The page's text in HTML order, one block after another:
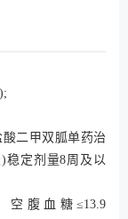
二甲双胍单药治
稳定剂量8周及以
空腹血糖≤13.9